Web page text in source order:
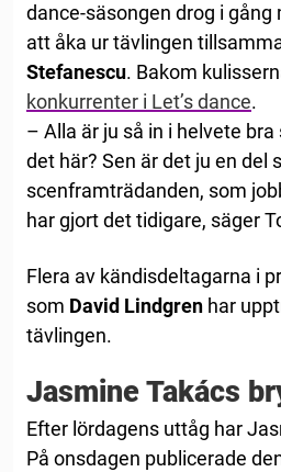
dance-säsongen drog i
att åka ur tävlingen
Stefanescu. Bakom
konkurrenter i Let’s dance.
– Alla är ju så in i helvete
det här? Sen är det ju en del
scenframträdanden, som
har gjort det tidigare, säger
Flera av kändisdeltagarna i
som David Lindgren har
tävlingen.
Jasmine Takács
Efter lördagens uttåg har
På onsdagen publicerade